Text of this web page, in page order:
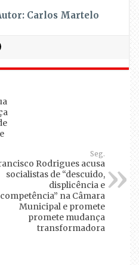
Carlos Martelo
Seg.
Rodrigues acusa
socialistas de “descuido,
displicência e
na Câmara
Municipal e promete
promete mudança
transformadora